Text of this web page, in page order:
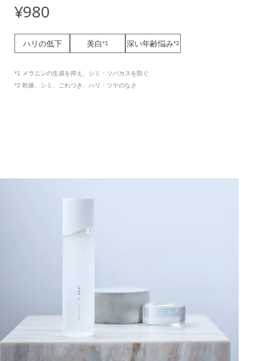
¥980
ハリの低下 美白*1 深い年齢悩み*2
*1 メラニンの生成を抑え、シミ・ソバカスを防ぐ
*2 乾燥、シミ、ごわつき、ハリ・ツヤのなさ